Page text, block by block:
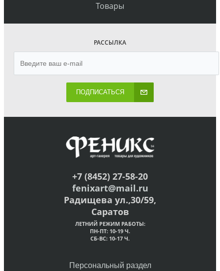
Товары
РАССЫЛКА
ПОДПИСАТЬСЯ
+7 (8452) 27-58-20
fenixart@mail.ru
Радищева ул.,30/59,
Саратов
ЛЕТНИЙ РЕЖИМ РАБОТЫ:
ПН-ПТ: 10-19 Ч.
СБ-ВС: 10-17 Ч.
Персональный раздел